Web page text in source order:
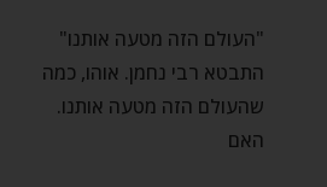
"העולם הזה מטעה אותנו"
התבטא רבי נחמן. אוהו, כמה
שהעולם הזה מטעה אותנו.
האם